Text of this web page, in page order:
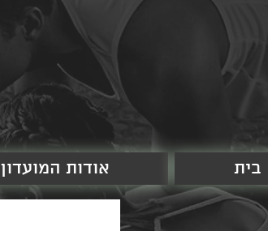
אודות המועדון בית